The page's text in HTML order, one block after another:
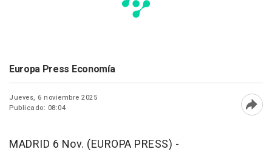
Europa Press Economía
Jueves, 6 noviembre 2025
Publicado: 08:04
MADRID 6 Nov. (EUROPA PRESS) -